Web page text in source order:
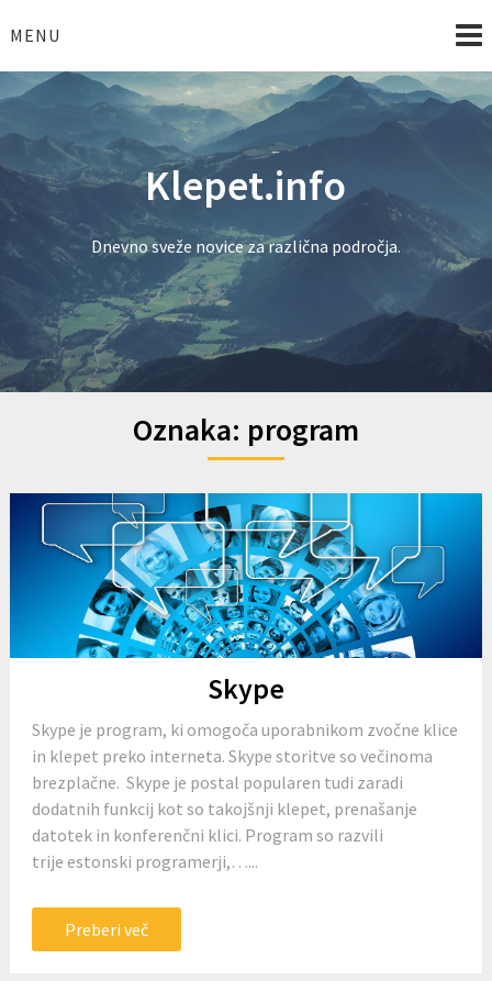
toMENU
Klepet.info
Dnevno sveže novice za različna področja.
Oznaka: program
Skype
Skype je program, ki omogoča uporabnikom zvočne klice
in klepet preko interneta. Skype storitve so večinoma
brezplačne. Skype je postal popularen tudi zaradi
dodatnih funkcij kot so takojšnji klepet, prenašanje
datotek in konferenčni klici. Program so razvili
trije estonski programerji,…...
Preberi več